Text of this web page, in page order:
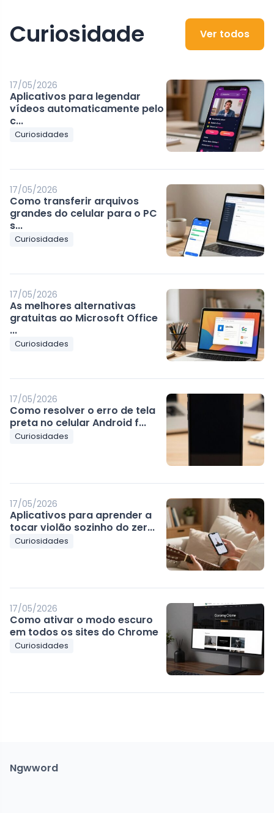
Curiosidade Ver todos
17/05/2026
Aplicativos para legendar
vídeos automaticamente pelo
c...
Curiosidades
17/05/2026
Como transferir arquivos
grandes do celular para o PC
s...
Curiosidades
17/05/2026
As melhores alternativas
gratuitas ao Microsoft Office
...
Curiosidades
17/05/2026
Como resolver o erro de tela
preta no celular Android f...
Curiosidades
17/05/2026
Aplicativos para aprender a
tocar violão sozinho do zer...
Curiosidades
17/05/2026
Como ativar o modo escuro
em todos os sites do Chrome
Curiosidades
Ngwword